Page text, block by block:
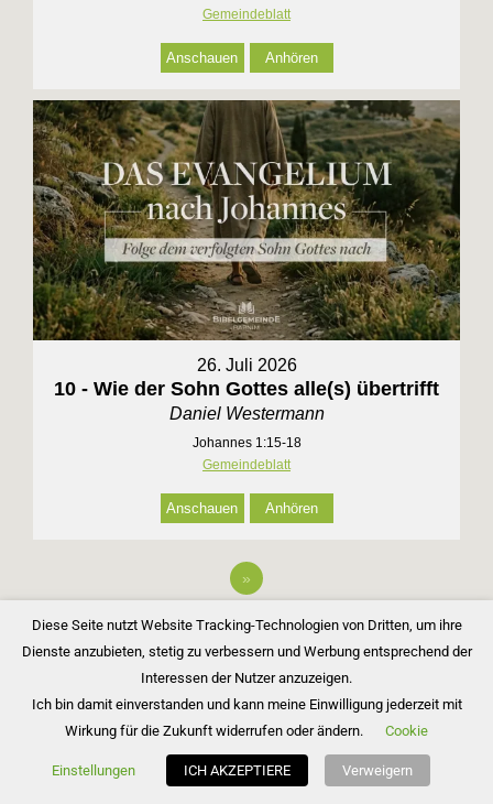
Gemeindeblatt
Anschauen Anhören
26. Juli 2026
10 - Wie der Sohn Gottes alle(s) übertrifft
Daniel Westermann
Johannes 1:15-18
Gemeindeblatt
Anschauen Anhören
»
Copyright © 2026 Bibelgemeinde Barnim
Diese Seite nutzt Website Tracking-Technologien von Dritten, um ihre
Dienste anzubieten, stetig zu verbessern und Werbung entsprechend der
Interessen der Nutzer anzuzeigen.
Ich bin damit einverstanden und kann meine Einwilligung jederzeit mit
Wirkung für die Zukunft widerrufen oder ändern.
Cookie
Einstellungen ICH AKZEPTIERE Verweigern